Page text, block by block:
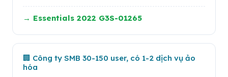
→ Essentials 2022 G3S-01265
🏢 Công ty SMB 30-150 user, có 1-2 dịch vụ ảo
hóa